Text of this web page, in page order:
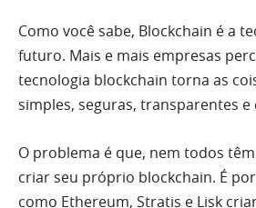
Como você sabe, Blockchain é a
futuro. Mais e mais empresas
tecnologia blockchain torna as
simples, seguras, transparentes e
O problema é que, nem todos
criar seu próprio blockchain. É
como Ethereum, Stratis e Lisk